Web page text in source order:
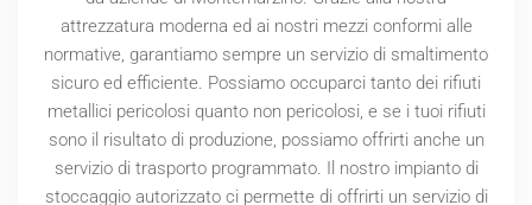
attrezzatura moderna ed ai nostri mezzi conformi alle
normative, garantiamo sempre un servizio di smaltimento
sicuro ed efficiente. Possiamo occuparci tanto dei rifiuti
metallici pericolosi quanto non pericolosi, e se i tuoi rifiuti
sono il risultato di produzione, possiamo offrirti anche un
servizio di trasporto programmato. Il nostro impianto di
stoccaggio autorizzato ci permette di offrirti un servizio di